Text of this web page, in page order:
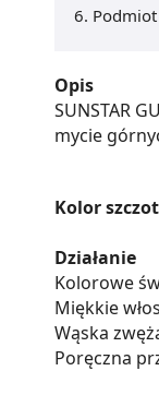
Opis
SUNSTAR
mycie
Kolor
Działanie
Kolorowe
Miękkie
Wąska
Poręczna